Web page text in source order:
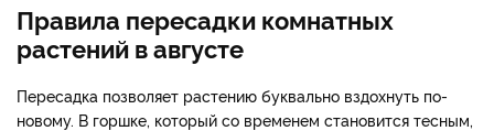
Правила пересадки комнатных
растений в августе
Пересадка позволяет растению буквально вздохнуть по-
новому. В горшке, который со временем становится тесным,